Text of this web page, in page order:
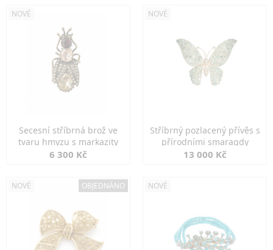
NOVÉ
Secesní stříbrná brož ve
tvaru hmyzu s markazity
6 300 Kč
NOVÉ
Stříbrný pozlacený přívěs s
přírodními smaragdy
13 000 Kč
NOVÉ OBJEDNÁNO NOVÉ